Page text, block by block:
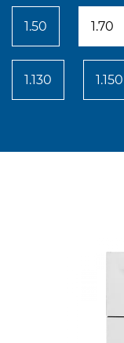
1.50 1.70
1.130 1.150